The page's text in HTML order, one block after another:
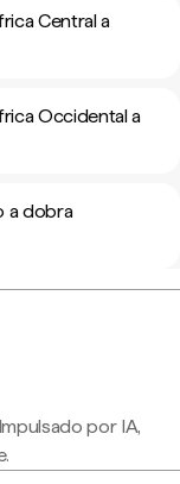
Central a
Occidental a
a dobra
por IA,